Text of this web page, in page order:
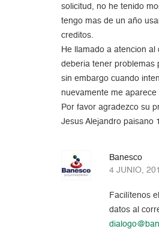
solicitud, no he tenido
tengo mas de un año
creditos.
He llamado a atencion
deberia tener problemas
sin embargo cuando
nuevamente me aparece
Por favor agradezco su
Jesus Alejandro paisano
Banesco
4 JUNIO,
Facilítenos
datos al